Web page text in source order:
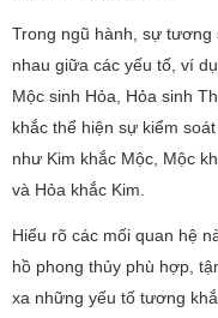
Trong ngũ hành, sự tương
nhau giữa các yếu tố, ví
Mộc sinh Hỏa, Hỏa sinh
khắc thể hiện sự kiểm
như Kim khắc Mộc, Mộc
và Hỏa khắc Kim.
Hiểu rõ các mối quan hệ
hồ phong thủy phù hợp,
xa những yếu tố tương